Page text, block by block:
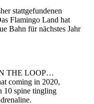
stattgefundenen
Flamingo Land hat
Bahn für nächstes Jahr
THE LOOP…
coming in 2020,
10 spine tingling